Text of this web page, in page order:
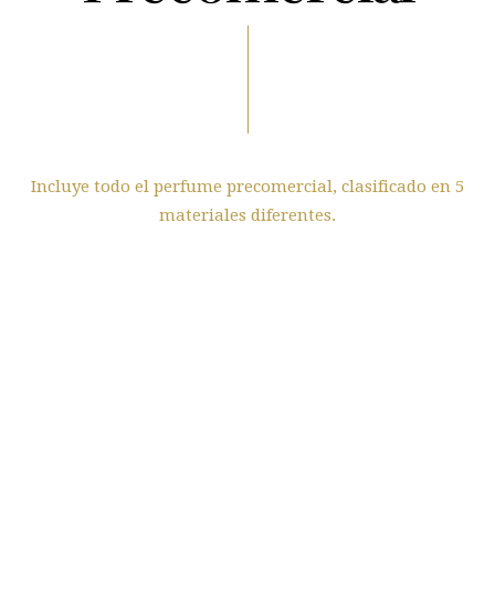
Incluye todo el perfume precomercial, clasificado en 5
materiales diferentes.